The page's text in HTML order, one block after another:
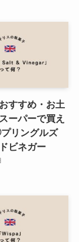
すすめ・お土
ーパーで買え
リングルズ
ビネガー